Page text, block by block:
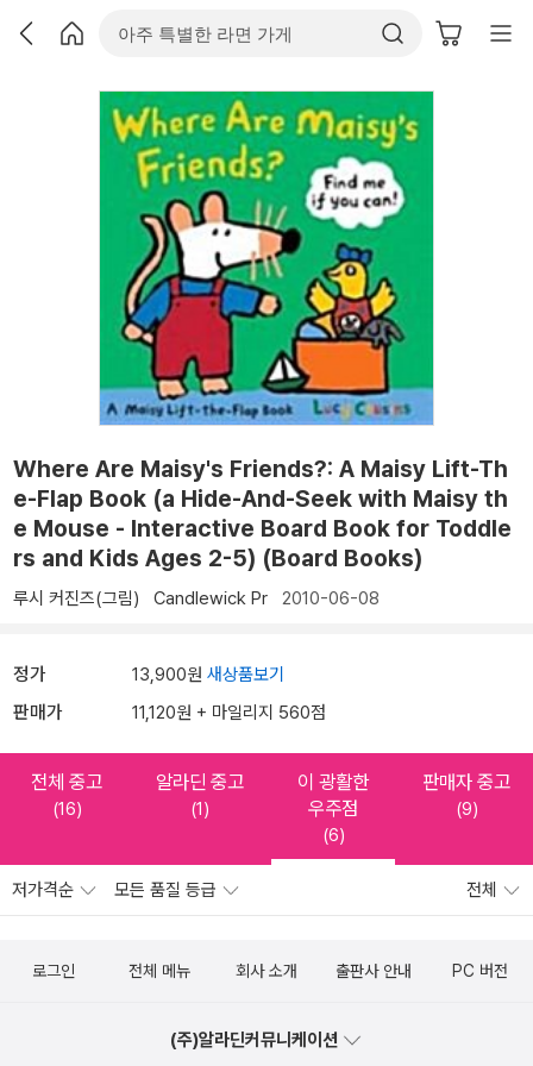
Where Are Maisy's Friends?: A Maisy Lift-Th
e-Flap Book (a Hide-And-Seek with Maisy th
e Mouse - Interactive Board Book for Toddle
rs and Kids Ages 2-5) (Board Books)
루시 커진즈(그림) Candlewick Pr 2010-06-08
정가 13,900원 새상품보기
판매가 11,120원 + 마일리지 560점
전체 중고
(16)
알라딘 중고
(1)
이 광활한
우주점
(6)
판매자 중고
(9)
저가격순 모든 품질 등급 전체
로그인 전체 메뉴 회사 소개 출판사 안내 PC 버전
(주)알라딘커뮤니케이션